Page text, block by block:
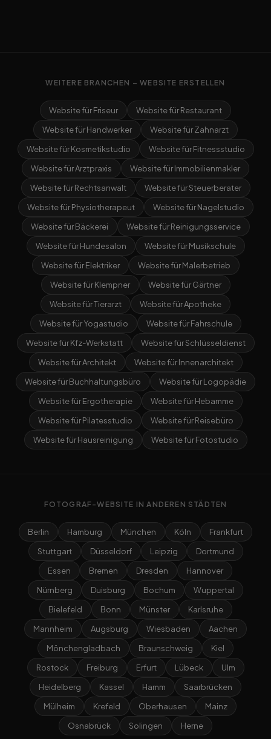
WEITERE BRANCHEN – WEBSITE ERSTELLEN
Website für Friseur
Website für Restaurant
Website für Handwerker
Website für Zahnarzt
Website für Kosmetikstudio
Website für Fitnessstudio
Website für Arztpraxis
Website für Immobilienmakler
Website für Rechtsanwalt
Website für Steuerberater
Website für Physiotherapeut
Website für Nagelstudio
Website für Bäckerei
Website für Reinigungsservice
Website für Hundesalon
Website für Musikschule
Website für Elektriker
Website für Malerbetrieb
Website für Klempner
Website für Gärtner
Website für Tierarzt
Website für Apotheke
Website für Yogastudio
Website für Fahrschule
Website für Kfz-Werkstatt
Website für Schlüsseldienst
Website für Architekt
Website für Innenarchitekt
Website für Buchhaltungsbüro
Website für Logopädie
Website für Ergotherapie
Website für Hebamme
Website für Pilatesstudio
Website für Reisebüro
Website für Hausreinigung
Website für Fotostudio
FOTOGRAF-WEBSITE IN ANDEREN STÄDTEN
Berlin Hamburg München Köln
Frankfurt
Stuttgart
Düsseldorf Leipzig
Dortmund
Essen
Bremen Dresden
Hannover
Nürnberg
Duisburg Bochum
Wuppertal
Bielefeld
Bonn Münster
Karlsruhe
Mannheim
Augsburg Wiesbaden
Aachen
Mönchengladbach
Braunschweig
Kiel
Rostock
Freiburg Erfurt Lübeck
Ulm
Heidelberg
Kassel Hamm
Saarbrücken
Mülheim
Krefeld Oberhausen
Mainz
Osnabrück
Solingen Herne